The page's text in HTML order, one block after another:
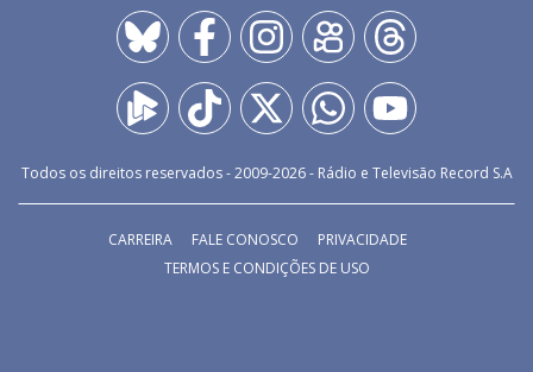
Todos os direitos reservados - 2009-2026- Rádio e Televisão Record S.A
CARREIRA FALE CONOSCO
PRIVACIDADE
TERMOS E CONDIÇÕES DE USO